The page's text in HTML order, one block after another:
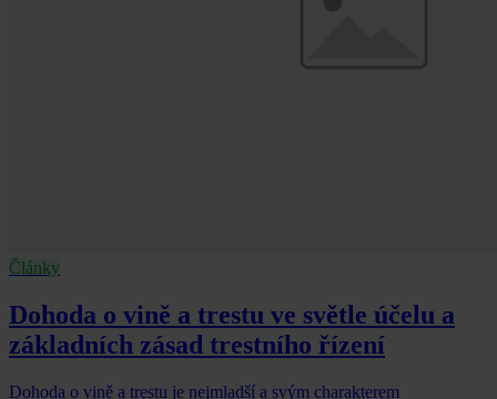
Články
Dohoda o vině a trestu ve světle účelu a
základních zásad trestního řízení
Dohoda o vině a trestu je nejmladší a svým charakterem